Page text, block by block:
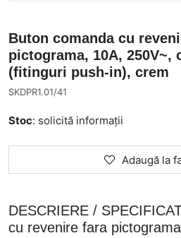
Buton comanda cu
pictograma, 10A, 250V~,
(fitinguri push-in), crem
SKDPR1.01/41
Stoc: solicită informații
Adaugă la
DESCRIERE /
cu revenire fara